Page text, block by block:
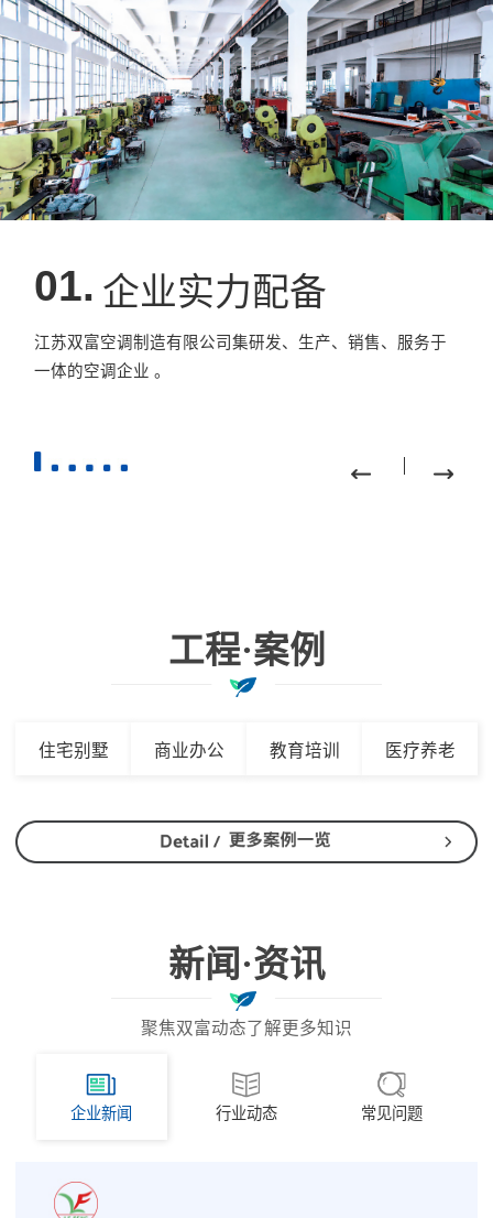
01. 企业实力配备
江苏双富空调制造有限公司集研发、生产、销售、服务于
一体的空调企业 。
工程·案例
住宅别墅 商业办公 教育培训 医疗养老
新闻·资讯
聚焦双富动态了解更多知识
企业新闻 行业动态 常见问题